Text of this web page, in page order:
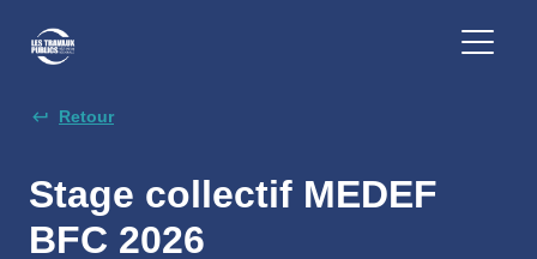
Retour
Stage collectif MEDEF
BFC 2026